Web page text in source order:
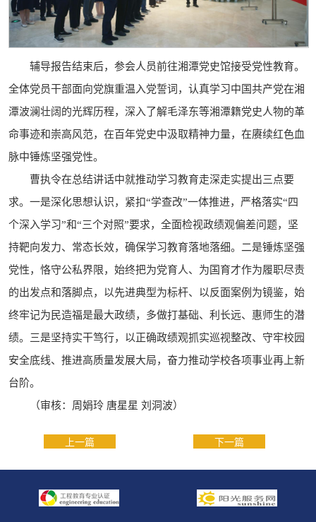
辅导报告结束后，参会人员前往湘潭党史馆接受党性教育。
全体党员干部面向党旗重温入党誓词，认真学习中国共产党在湘
潭波澜壮阔的光辉历程，深入了解毛泽东等湘潭籍党史人物的革
命事迹和崇高风范，在百年党史中汲取精神力量，在赓续红色血
脉中锤炼坚强党性。
曹执令在总结讲话中就推动学习教育走深走实提出三点要
求。一是深化思想认识，紧扣“学查改”一体推进，严格落实“四
个深入学习”和“三个对照”要求，全面检视政绩观偏差问题，坚
持靶向发力、常态长效，确保学习教育落地落细。二是锤炼坚强
党性，恪守公私界限，始终把为党育人、为国育才作为履职尽责
的出发点和落脚点，以先进典型为标杆、以反面案例为镜鉴，始
终牢记为民造福是最大政绩，多做打基础、利长远、惠师生的潜
绩。三是坚持实干笃行，以正确政绩观抓实巡视整改、守牢校园
安全底线、推进高质量发展大局，奋力推动学校各项事业再上新
台阶。
（审核：周娟玲 唐星星 刘洞波）
上一篇 下一篇